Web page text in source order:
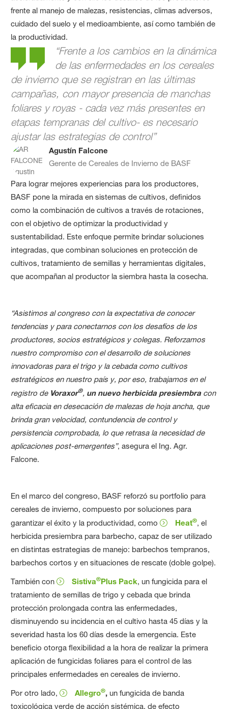
frente al manejo de malezas, resistencias, climas adversos,
cuidado del suelo y el medioambiente, así como también de
la productividad.
“Frente a los cambios en la dinámica
de las enfermedades en los cereales
de invierno que se registran en las últimas
campañas, con mayor presencia de manchas
foliares y royas - cada vez más presentes en
etapas tempranas del cultivo- es necesario
ajustar las estrategias de control”
Agustín Falcone
Gerente de Cereales de Invierno de BASF
Para lograr mejores experiencias para los productores,
BASF pone la mirada en sistemas de cultivos, definidos
como la combinación de cultivos a través de rotaciones,
con el objetivo de optimizar la productividad y
sustentabilidad. Este enfoque permite brindar soluciones
integradas, que combinan soluciones en protección de
cultivos, tratamiento de semillas y herramientas digitales,
que acompañan al productor la siembra hasta la cosecha.
“Asistimos al congreso con la expectativa de conocer
tendencias y para conectarnos con los desafíos de los
productores, socios estratégicos y colegas. Reforzamos
nuestro compromiso con el desarrollo de soluciones
innovadoras para el trigo y la cebada como cultivos
estratégicos en nuestro país y, por eso, trabajamos en el
registro de Voraxor®, un nuevo herbicida presiembra con
alta eficacia en desecación de malezas de hoja ancha, que
brinda gran velocidad, contundencia de control y
persistencia comprobada, lo que retrasa la necesidad de
aplicaciones post-emergentes”, asegura el Ing. Agr.
Falcone.
En el marco del congreso, BASF reforzó su portfolio para
cereales de invierno, compuesto por soluciones para
garantizar el éxito y la productividad, como
Heat®, el
herbicida presiembra para barbecho, capaz de ser utilizado
en distintas estrategias de manejo: barbechos tempranos,
barbechos cortos y en situaciones de rescate (doble golpe).
También con
Sistiva®Plus Pack, un fungicida para el
tratamiento de semillas de trigo y cebada que brinda
protección prolongada contra las enfermedades,
disminuyendo su incidencia en el cultivo hasta 45 días y la
severidad hasta los 60 días desde la emergencia. Este
beneficio otorga flexibilidad a la hora de realizar la primera
aplicación de fungicidas foliares para el control de las
principales enfermedades en cereales de invierno.
Por otro lado,
Allegro®, un fungicida de banda
toxicológica verde de acción sistémica, de efecto